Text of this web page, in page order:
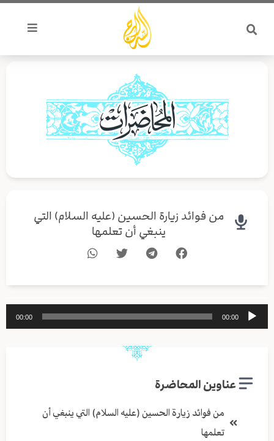
تخطي
المحتوى
من فوائد زيارة الحسين (عليه السلام) التي
ينبغي أن تعلمها
مشغل
الصوت
00:00
00:00
عناوين المحاضرة
من فوائد زيارة الحسين (عليه السلام) التي ينبغي أن
تعلمها